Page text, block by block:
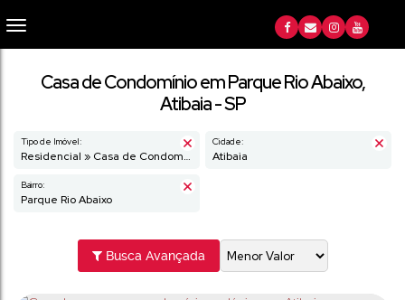
Casa de Condomínio em Parque Rio Abaixo,
Atibaia - SP
Tipo de Imóvel:
Residencial » Casa de Condomínio
Cidade:
Atibaia
Bairro:
Parque Rio Abaixo
Busca Avançada